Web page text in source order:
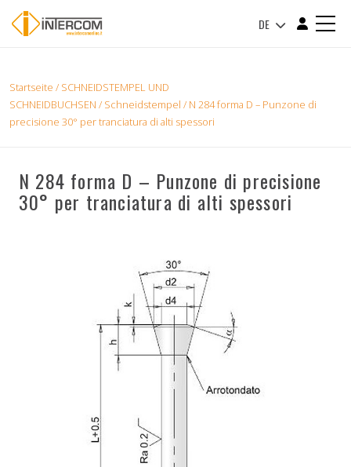
DE
Startseite / SCHNEIDSTEMPEL UND
SCHNEIDBUCHSEN / Schneidstempel / N 284 forma D – Punzone di
precisione 30° per tranciatura di alti spessori
N 284 forma D – Punzone di precisione
30° per tranciatura di alti spessori